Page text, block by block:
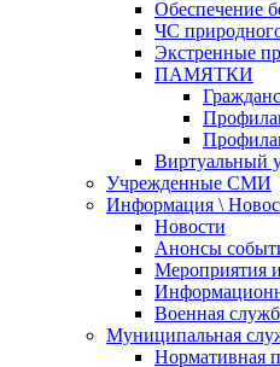
Обеспечение
ЧС
Экстренные
ПАМЯТКИ
Виртуальный
Учрежденные СМИ
Информация \
Новости
Анонсы
Мероприятия
Военная
Муниципальная
Нормативная